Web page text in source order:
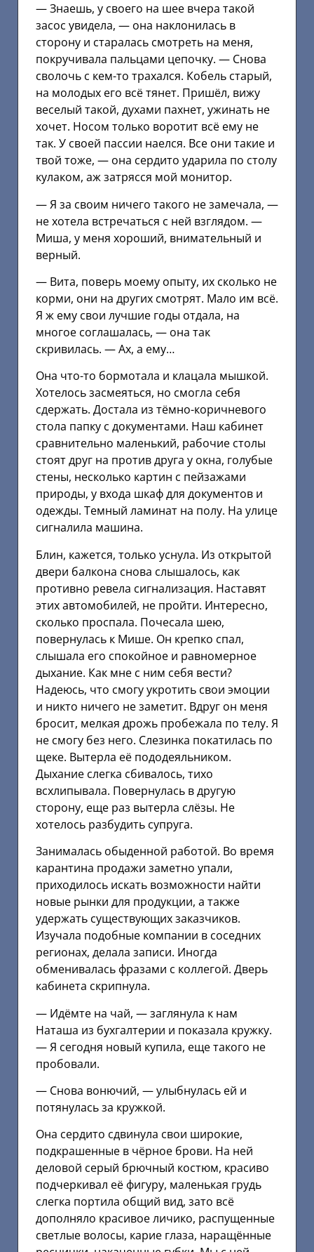
— Знаешь, у своего на шее вчера такой
засос увидела, — она наклонилась в
сторону и старалась смотреть на меня,
покручивала пальцами цепочку. — Снова
сволочь с кем-то трахался. Кобель старый,
на молодых его всё тянет. Пришёл, вижу
веселый такой, духами пахнет, ужинать не
хочет. Носом только воротит всё ему не
так. У своей пассии наелся. Все они такие и
твой тоже, — она сердито ударила по столу
кулаком, аж затрясся мой монитор.
— Я за своим ничего такого не замечала, —
не хотела встречаться с ней взглядом. —
Миша, у меня хороший, внимательный и
верный.
— Вита, поверь моему опыту, их сколько не
корми, они на других смотрят. Мало им всё.
Я ж ему свои лучшие годы отдала, на
многое соглашалась, — она так
скривилась. — Ах, а ему…
Она что-то бормотала и клацала мышкой.
Хотелось засмеяться, но смогла себя
сдержать. Достала из тёмно-коричневого
стола папку с документами. Наш кабинет
сравнительно маленький, рабочие столы
стоят друг на против друга у окна, голубые
стены, несколько картин с пейзажами
природы, у входа шкаф для документов и
одежды. Темный ламинат на полу. На улице
сигналила машина.
Блин, кажется, только уснула. Из открытой
двери балкона снова слышалось, как
противно ревела сигнализация. Наставят
этих автомобилей, не пройти. Интересно,
сколько проспала. Почесала шею,
повернулась к Мише. Он крепко спал,
слышала его спокойное и равномерное
дыхание. Как мне с ним себя вести?
Надеюсь, что смогу укротить свои эмоции
и никто ничего не заметит. Вдруг он меня
бросит, мелкая дрожь пробежала по телу. Я
не смогу без него. Слезинка покатилась по
щеке. Вытерла её пододеяльником.
Дыхание слегка сбивалось, тихо
всхлипывала. Повернулась в другую
сторону, еще раз вытерла слёзы. Не
хотелось разбудить супруга.
Занималась обыденной работой. Во время
карантина продажи заметно упали,
приходилось искать возможности найти
новые рынки для продукции, а также
удержать существующих заказчиков.
Изучала подобные компании в соседних
регионах, делала записи. Иногда
обменивалась фразами с коллегой. Дверь
кабинета скрипнула.
— Идёмте на чай, — заглянула к нам
Наташа из бухгалтерии и показала кружку.
— Я сегодня новый купила, еще такого не
пробовали.
— Снова вонючий, — улыбнулась ей и
потянулась за кружкой.
Она сердито сдвинула свои широкие,
подкрашенные в чёрное брови. На ней
деловой серый брючный костюм, красиво
подчеркивал её фигуру, маленькая грудь
слегка портила общий вид, зато всё
дополняло красивое личико, распущенные
светлые волосы, карие глаза, наращённые